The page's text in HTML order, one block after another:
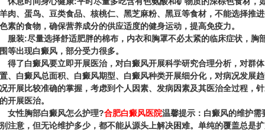
肉、蛋鸟、豆类食品、核桃仁、黑芝麻粉、黑豆等食材，不能选择推
素的食物，确保营养成分的供应适度的健身运动，提高免疫力。
:尽量选择舒适肥胖的棉布，内衣和胸罩不必太紧的临床症状，胸
等出现白癜风，部分受力很多。
白癜风要立即开展医治，对白癜风开展科学研究合理分析，对群
、白癜风总面积、白癜风期型、白癜风种类开展细分化，对病况发展
开展比较准确的掌握，考虑到个人因素、发病因素及其医治全过程，
开展医治。
胸部白癜风怎么护理?合肥白癜风医院温馨提示：白癜风的维护需
注意，但无论维护多少，都不能从源头上解决困难。单纯的覆盖总是